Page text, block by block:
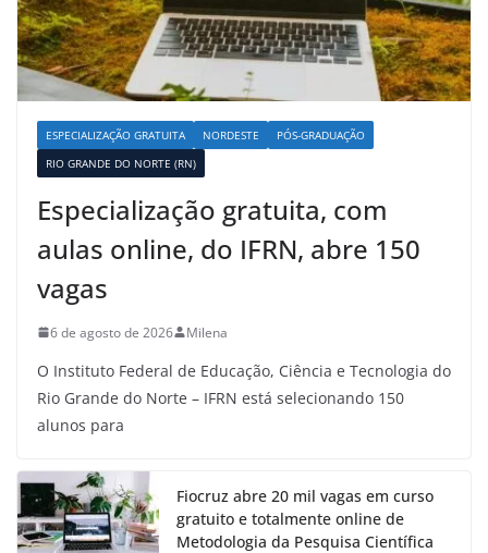
ESPECIALIZAÇÃO GRATUITA NORDESTE
PÓS-GRADUAÇÃO
RIO GRANDE DO NORTE (RN)
Especialização gratuita, com
aulas online, do IFRN, abre 150
vagas
6 de agosto de 2026 Milena
O Instituto Federal de Educação, Ciência e Tecnologia do
Rio Grande do Norte – IFRN está selecionando 150
alunos para
Fiocruz abre 20 mil vagas em curso
gratuito e totalmente online de
Metodologia da Pesquisa Científica